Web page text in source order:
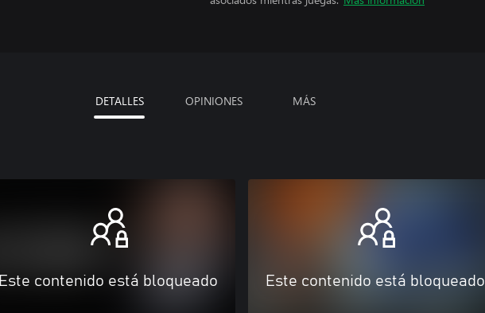
DETALLES OPINIONES MÁS
Este contenido está bloqueado Este contenido está bloqueado